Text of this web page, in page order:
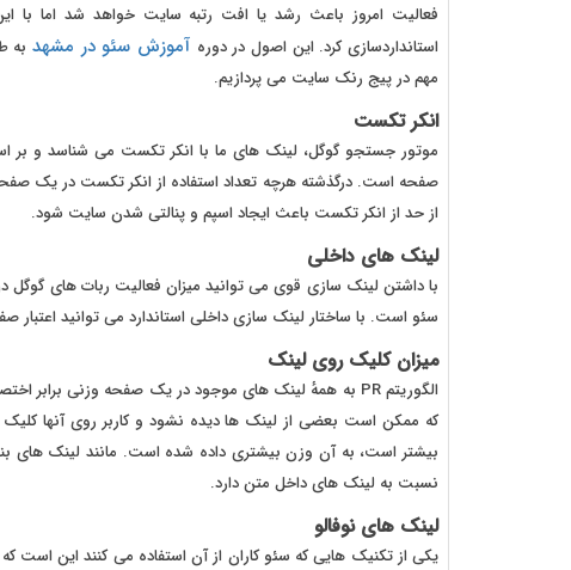
فعالیت امروز باعث رشد یا افت رتبه سایت خواهد شد اما
استانداردسازی کرد. این اصول در دوره آموزش سئو در مشهد به
مهم در پیج رنک سایت می پردازیم.
انکر تکست
موتور جستجو گوگل، لینک های ما با انکر تکست می شناسد و
صفحه است. درگذشته هرچه تعداد استفاده از انکر تکست در یک صفحه
از حد از انکر تکست باعث ایجاد اسپم و پنالتی شدن سایت شود.
لینک های داخلی
با داشتن لینک سازی قوی می توانید میزان فعالیت ربات های
سئو است. با ساختار لینک سازی داخلی استاندارد می توانید اعتبار
میزان کلیک روی لینک
که ممکن است بعضی از لینک ها دیده نشود و کاربر روی آنها
بیشتر است، به آن وزن بیشتری داده شده است. مانند لینک های
نسبت به لینک های داخل متن دارد.
لینک های نوفالو
یکی از تکنیک هایی که سئو کاران از آن استفاده می کنند این است